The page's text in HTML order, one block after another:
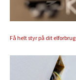
Få helt styr på dit elforbrug